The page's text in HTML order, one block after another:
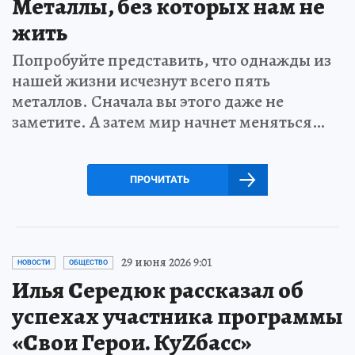
Металлы, без которых нам не
жить
Попробуйте представить, что однажды из
нашей жизни исчезнут всего пять
металлов. Сначала вы этого даже не
заметите. А затем мир начнет меняться…
ПРОЧИТАТЬ
НОВОСТИ ОБЩЕСТВО 29 июня 2026 9:01
Илья Середюк рассказал об
успехах участника программы
«Свои Герои. КуZбасс»